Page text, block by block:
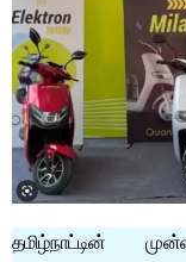
தமிழ்நாட்டின்